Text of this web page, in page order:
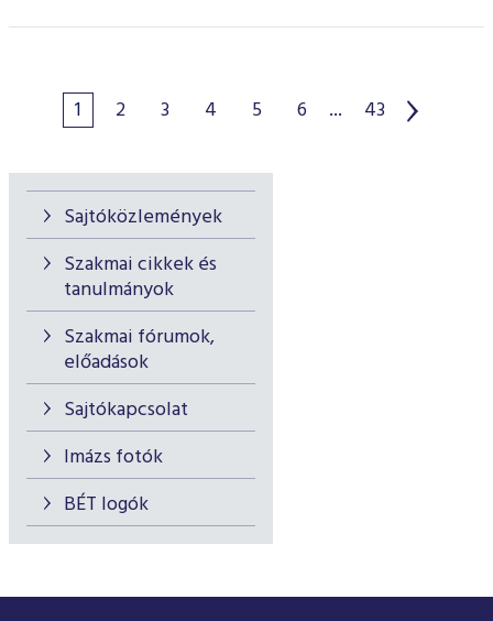
Sajtóközlemények
Szakmai cikkek és
tanulmányok
Szakmai fórumok,
előadások
Sajtókapcsolat
Imázs fotók
BÉT logók
1 2 3 4 5 6 ... 43